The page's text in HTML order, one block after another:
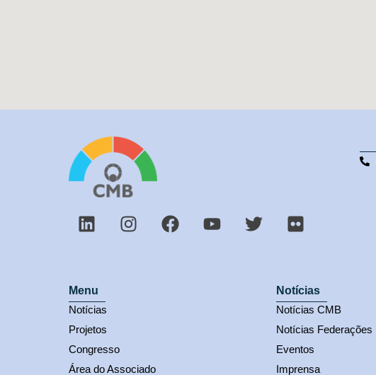
Menu
Notícias
Projetos
Congresso
Área do Associado
Notícias
Notícias CMB
Notícias Federações
Eventos
Imprensa